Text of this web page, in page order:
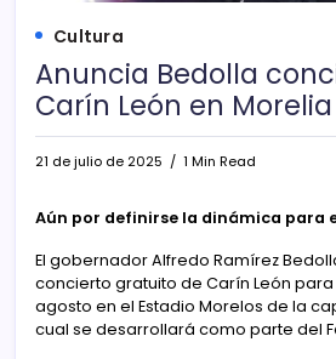
Cultura
Anuncia Bedolla
Carín León en Morelia
21 de julio de 2025 1 Min Read
Aún por definirse la dinámica para
El gobernador Alfredo Ramírez
concierto gratuito de Carín León para
agosto en el Estadio Morelos de la
cual se desarrollará como parte del